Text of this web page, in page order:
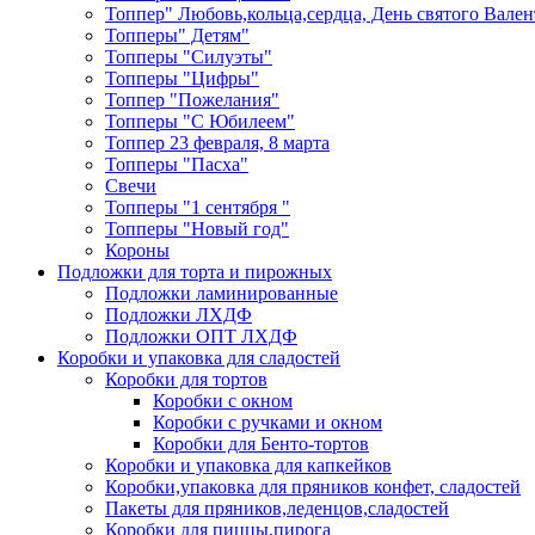
Топпер" Любовь,кольца,сердца, День святого
Топперы" Детям"
Топперы "Силуэты"
Топперы "Цифры"
Топпер "Пожелания"
Топперы "С Юбилеем"
Топпер 23 февраля, 8 марта
Топперы "Пасха"
Свечи
Топперы "1 сентября "
Топперы "Новый год"
Короны
Подложки для торта и пирожных
Подложки ламинированные
Подложки ЛХДФ
Подложки ОПТ ЛХДФ
Коробки и упаковка для сладостей
Коробки для тортов
Коробки с окном
Коробки с ручками и окном
Коробки для Бенто-тортов
Коробки и упаковка для капкейков
Коробки,упаковка для пряников конфет, сладостей
Пакеты для пряников,леденцов,сладостей
Коробки для пиццы,пирога